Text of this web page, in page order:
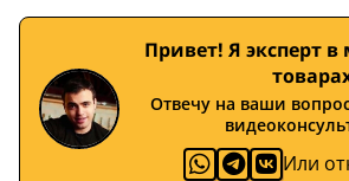
Привет! Я эксперт
Отвечу на ваши
Или